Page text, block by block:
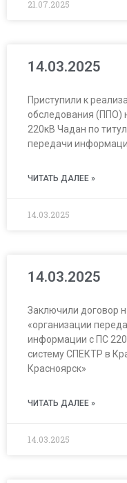
21.07.2025
14.03.2025
Приступили к
обследования (ППО)
220кВ Чадан по
передачи
ЧИТАТЬ ДАЛЕЕ »
14.03.2025
14.03.2025
Заключили договор
«организации
информации с ПС
систему СПЕКТР в
Красноярск»
ЧИТАТЬ ДАЛЕЕ »
14.03.2025